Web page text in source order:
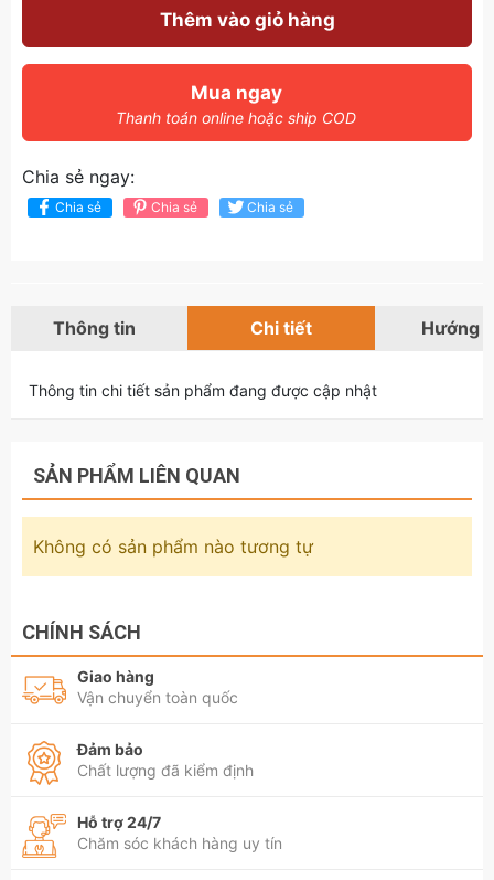
Thêm vào giỏ hàng
Mua ngay
Thanh toán online hoặc ship COD
Chia sẻ ngay:
Chia sẻ Chia sẻ Chia sẻ
Thông tin Chi tiết Hướng
Thông tin chi tiết sản phẩm đang được cập nhật
SẢN PHẨM LIÊN QUAN
Không có sản phẩm nào tương tự
CHÍNH SÁCH
Giao hàng
Vận chuyển toàn quốc
Đảm bảo
Chất lượng đã kiểm định
Hỗ trợ 24/7
Chăm sóc khách hàng uy tín